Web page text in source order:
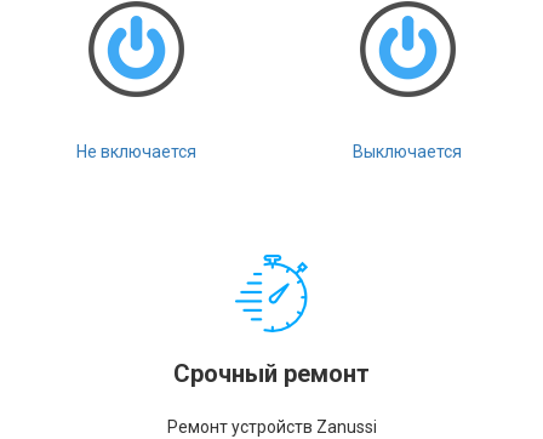
Не включается Выключается
Срочный ремонт
Ремонт устройств Zanussi